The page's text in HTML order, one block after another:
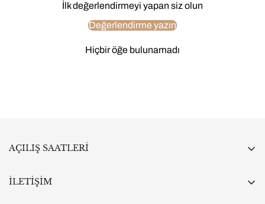
İlk değerlendirmeyi yapan siz olun
Değerlendirme yazın
Hiçbir öğe bulunamadı
AÇILIŞ SAATLERİ
Salı:9:30 - 19:00
İLETİŞİM